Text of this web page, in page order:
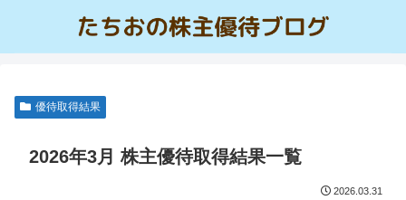
優待取得結果
2026年3月 株主優待取得結果一覧
2026.03.31